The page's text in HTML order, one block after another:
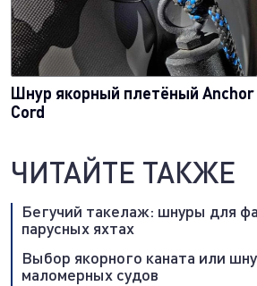
Шнур якорный плетёный Anchor
Cord
ЧИТАЙТЕ ТАКЖЕ
Бегучий такелаж: шнуры для
парусных яхтах
Выбор якорного каната или
маломерных судов